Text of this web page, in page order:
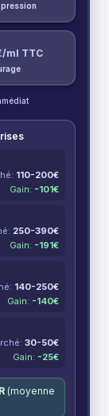
ml TTC
110-200€
Gain: -101€
250-390€
Gain: -191€
140-250€
Gain: -140€
30-50€
Gain: -25€
(moyenne